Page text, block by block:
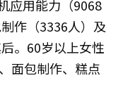
应用能力（9068
作（3336人）及
。60岁以上女性
面包制作、糕点